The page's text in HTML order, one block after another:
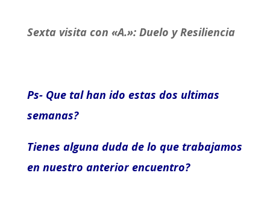
Sexta visita con «A.»: Duelo y Resiliencia
Ps- Que tal han ido estas dos ultimas
semanas?
Tienes alguna duda de lo que trabajamos
en nuestro anterior encuentro?